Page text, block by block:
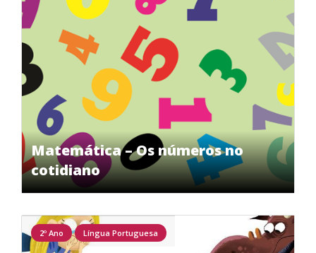
Matemática – Os números no
cotidiano
2º Ano Língua Portuguesa